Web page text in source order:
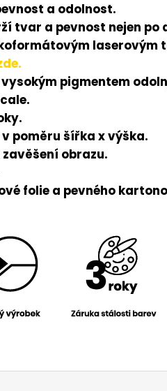
a odolnost.
tvar a pevnost nejen po
laserovým
pigmentem
poměru šířka x výška.
obrazu.
folie a pevného